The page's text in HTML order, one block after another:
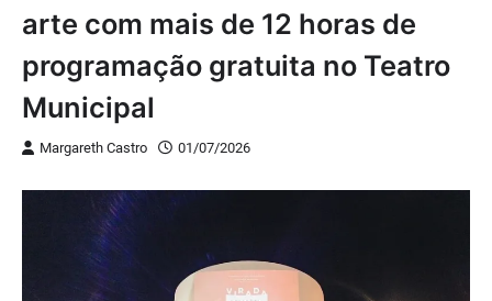
arte com mais de 12 horas de
programação gratuita no Teatro
Municipal
Margareth Castro 01/07/2026